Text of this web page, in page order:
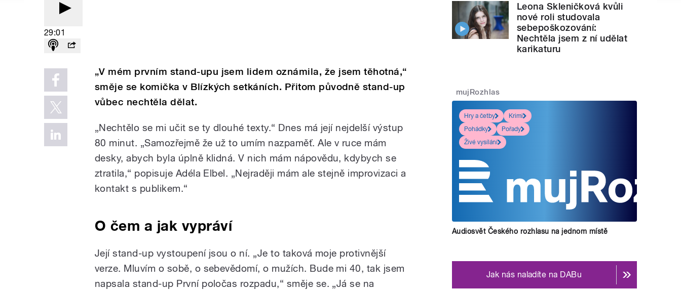
29:01
„V mém prvním stand-upu jsem lidem oznámila, že jsem těhotná,“
směje se komička v Blízkých setkáních. Přitom původně stand-up
vůbec nechtěla dělat.
„Nechtělo se mi učit se ty dlouhé texty.“ Dnes má její nejdelší výstup
80 minut. „Samozřejmě že už to umím nazpaměť. Ale v ruce mám
desky, abych byla úplně klidná. V nich mám nápovědu, kdybych se
ztratila,“ popisuje Adéla Elbel. „Nejraději mám ale stejně improvizaci a
kontakt s publikem.“
O čem a jak vypráví
Její stand-up vystoupení jsou o ní. „Je to taková moje protivnější
verze. Mluvím o sobě, o sebevědomí, o mužích. Bude mi 40, tak jsem
napsala stand-up První poločas rozpadu,“ směje se. „Já se na
Leona Skleničková kvůli
nové roli studovala
sebepoškozování:
Nechtěla jsem z ní udělat
karikaturu
mujRozhlas
Hry a četby
Krimi
Pohádky
Pořady
Živé vysílání
Audiosvět Českého rozhlasu na jednom místě
Jak nás naladíte na DABu